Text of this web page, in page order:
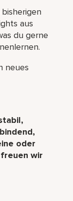
aus
du gerne
neues
oder
wir